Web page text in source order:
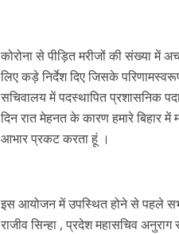
कुलदीप कुमार की
कोरोना से पीड़ित मरीजों की संख्या में
लिए कड़े निर्देश दिए जिसके
सचिवालय में पदस्थापित प्रशासनिक
दिन रात मेहनत के कारण हमारे बिहार
आभार प्रकट करता हूं ।
इस आयोजन में उपस्थित होने से पहले
राजीव सिन्हा , प्रदेश महासचिव